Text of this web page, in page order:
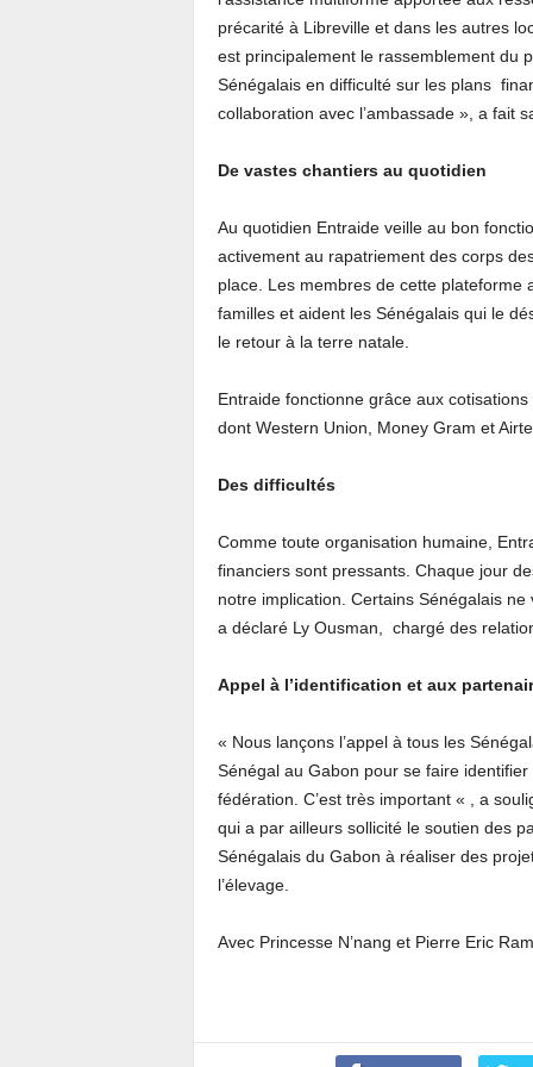
précarité à Libreville et dans les autres
est principalement le rassemblement du
Sénégalais en difficulté sur les plans
collaboration avec l’ambassade », a fait
De vastes chantiers au quotidien
Au quotidien Entraide veille au bon
activement au rapatriement des corps
place. Les membres de cette plateforme
familles et aident les Sénégalais qui le
le retour à la terre natale.
Entraide fonctionne grâce aux
dont Western Union, Money Gram et
Des difficultés
Comme toute organisation humaine,
financiers sont pressants. Chaque jour
notre implication. Certains Sénégalais ne
a déclaré Ly Ousman, chargé des
Appel à l’identification et aux
« Nous lançons l’appel à tous les
Sénégal au Gabon pour se faire
fédération. C’est très important « , a
qui a par ailleurs sollicité le soutien des
Sénégalais du Gabon à réaliser des
l’élevage.
Avec Princesse N’nang et Pierre Eric